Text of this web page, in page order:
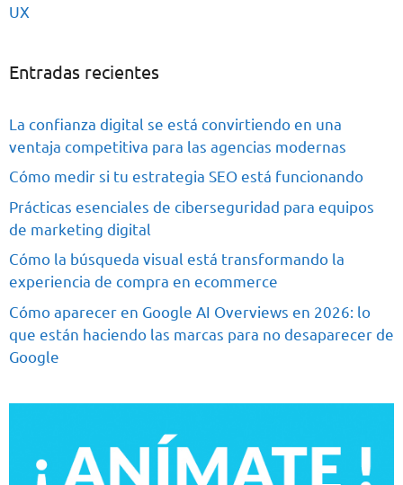
UX
Entradas recientes
La confianza digital se está convirtiendo en una
ventaja competitiva para las agencias modernas
Cómo medir si tu estrategia SEO está funcionando
Prácticas esenciales de ciberseguridad para equipos
de marketing digital
Cómo la búsqueda visual está transformando la
experiencia de compra en ecommerce
Cómo aparecer en Google AI Overviews en 2026: lo
que están haciendo las marcas para no desaparecer de
Google